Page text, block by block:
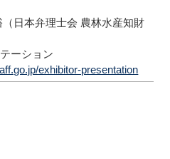
日本弁理士会 農林水産知財
ーション
exhibitor-presentation